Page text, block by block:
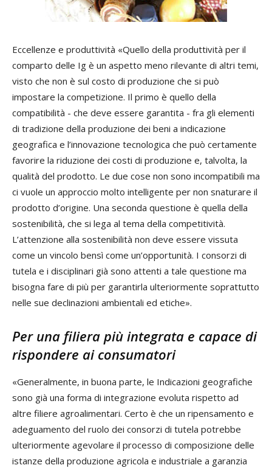
Eccellenze e produttività «Quello della produttività per il
comparto delle Ig è un aspetto meno rilevante di altri temi,
visto che non è sul costo di produzione che si può
impostare la competizione. Il primo è quello della
compatibilità - che deve essere garantita - fra gli elementi
di tradizione della produzione dei beni a indicazione
geografica e l’innovazione tecnologica che può certamente
favorire la riduzione dei costi di produzione e, talvolta, la
qualità del prodotto. Le due cose non sono incompatibili ma
ci vuole un approccio molto intelligente per non snaturare il
prodotto d’origine. Una seconda questione è quella della
sostenibilità, che si lega al tema della competitività.
L’attenzione alla sostenibilità non deve essere vissuta
come un vincolo bensì come un’opportunità. I consorzi di
tutela e i disciplinari già sono attenti a tale questione ma
bisogna fare di più per garantirla ulteriormente soprattutto
nelle sue declinazioni ambientali ed etiche».
Per una filiera più integrata e capace di
rispondere ai consumatori
«Generalmente, in buona parte, le Indicazioni geografiche
sono già una forma di integrazione evoluta rispetto ad
altre filiere agroalimentari. Certo è che un ripensamento e
adeguamento del ruolo dei consorzi di tutela potrebbe
ulteriormente agevolare il processo di composizione delle
istanze della produzione agricola e industriale a garanzia